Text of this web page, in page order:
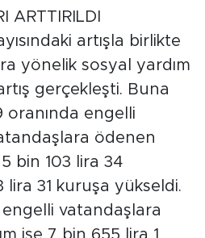
ARTTIRILDI
artışla birlikte
yönelik sosyal yardım
gerçekleşti. Buna
engelli
ödenen
bin 103 lira 34
31 kuruşa yükseldi.
vatandaşlara
ise 7 bin 655 lira 1